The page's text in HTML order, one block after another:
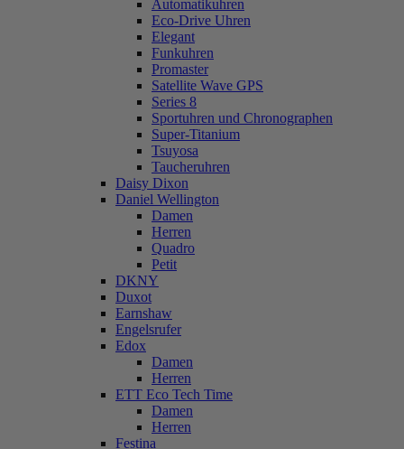
Automatikuhren
Eco-Drive Uhren
Elegant
Funkuhren
Promaster
Satellite Wave GPS
Series 8
Sportuhren und Chronographen
Super-Titanium
Tsuyosa
Taucheruhren
Daisy Dixon
Daniel Wellington
Damen
Herren
Quadro
Petit
DKNY
Duxot
Earnshaw
Engelsrufer
Edox
Damen
Herren
ETT Eco Tech Time
Damen
Herren
Festina